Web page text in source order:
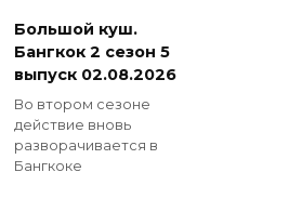
Большой куш.
Бангкок 2 сезон 5
выпуск 02.08.2026
Во втором сезоне
действие вновь
разворачивается в
Бангкоке